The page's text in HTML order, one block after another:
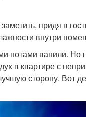
придя в
внутри
нотами ванили. Но
в квартире с
сторону. Вот